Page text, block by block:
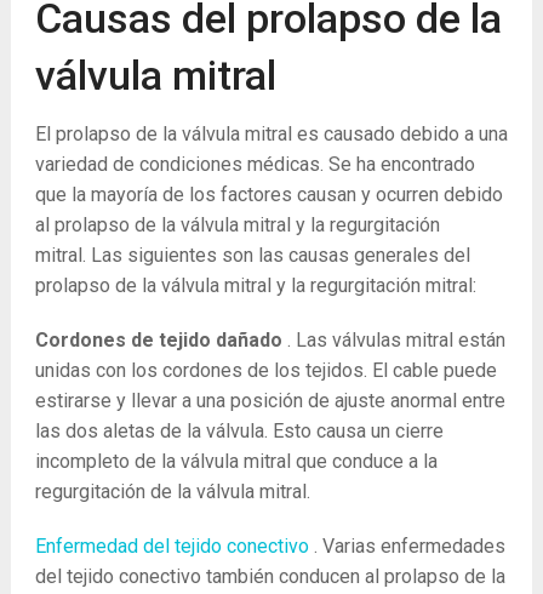
Causas del prolapso de la
válvula mitral
El prolapso de la válvula mitral es causado debido a una
variedad de condiciones médicas. Se ha encontrado
que la mayoría de los factores causan y ocurren debido
al prolapso de la válvula mitral y la regurgitación
mitral. Las siguientes son las causas generales del
prolapso de la válvula mitral y la regurgitación mitral:
Cordones de tejido dañado . Las válvulas mitral están
unidas con los cordones de los tejidos. El cable puede
estirarse y llevar a una posición de ajuste anormal entre
las dos aletas de la válvula. Esto causa un cierre
incompleto de la válvula mitral que conduce a la
regurgitación de la válvula mitral.
Enfermedad del tejido conectivo. Varias enfermedades
del tejido conectivo también conducen al prolapso de la